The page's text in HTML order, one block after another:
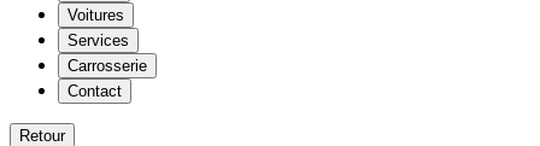
Voitures
Services
Carrosserie
Contact
Retour